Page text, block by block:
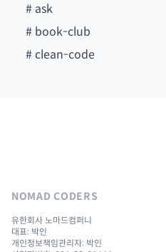
# ask
# book-club
#clean-code
NOMAD CODERS
유한회사 노마드컴퍼니
대표: 박인
개인정보책임관리자: 박인